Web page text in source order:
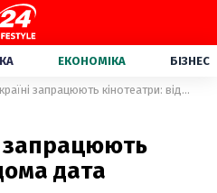
ЕКОНОМІКА БІЗНЕС
Коли в Україні запрацюють кінотеатри: відома дата
запрацюють
дата